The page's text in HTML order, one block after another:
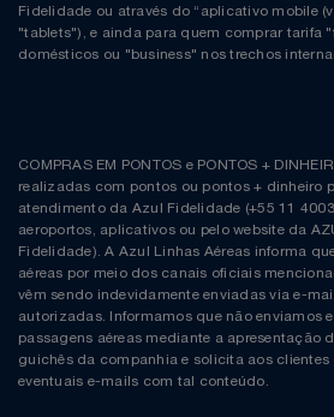
Fidelidade ou através do “aplicativo mobile
"tablets"), e ainda para quem comprar tarifa
domésticos ou "business" nos trechos
COMPRAS EM PONTOS e PONTOS +
realizadas com pontos ou pontos + dinheiro
atendimento da Azul Fidelidade (+55 11
aeroportos, aplicativos ou pelo website da
Fidelidade). A Azul Linhas Aéreas informa
aéreas por meio dos canais oficiais
vêm sendo indevidamente enviadas via e-
autorizadas. Informamos que não enviamos
passagens aéreas mediante a apresentação
guichês da companhia e solicita aos clientes
eventuais e-mails com tal conteúdo.